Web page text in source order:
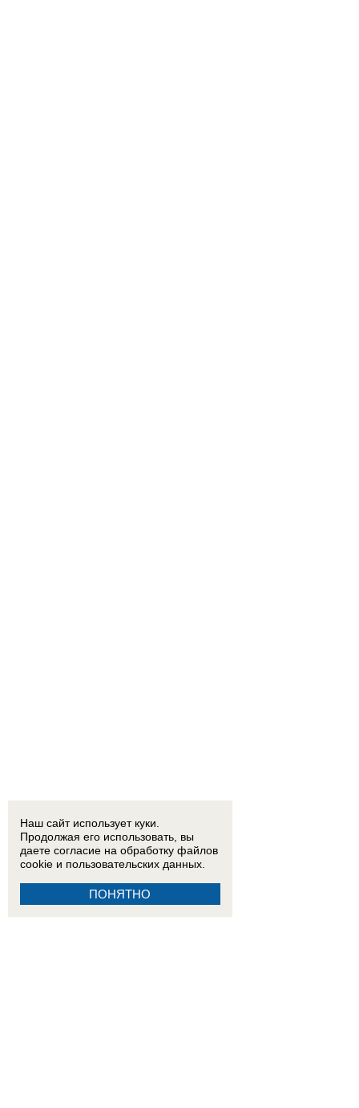
Наш сайт использует куки.
Продолжая его использовать, вы
даете согласие на обработку файлов
cookie и пользовательских данных.
ПОНЯТНО